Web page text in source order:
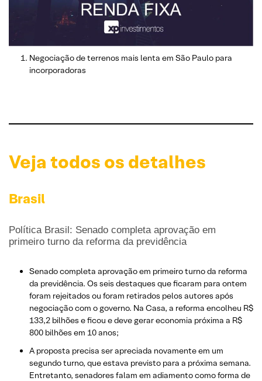
Negociação de terrenos mais lenta em São Paulo para
incorporadoras
Veja todos os detalhes
Brasil
Política Brasil: Senado completa aprovação em
primeiro turno da reforma da previdência
Senado completa aprovação em primeiro turno da reforma
da previdência. Os seis destaques que ficaram para ontem
foram rejeitados ou foram retirados pelos autores após
negociação com o governo. Na Casa, a reforma encolheu R$
133,2 bilhões e ficou e deve gerar economia próxima a R$
800 bilhões em 10 anos;
A proposta precisa ser apreciada novamente em um
segundo turno, que estava previsto para a próxima semana.
Entretanto, senadores falam em adiamento como forma de